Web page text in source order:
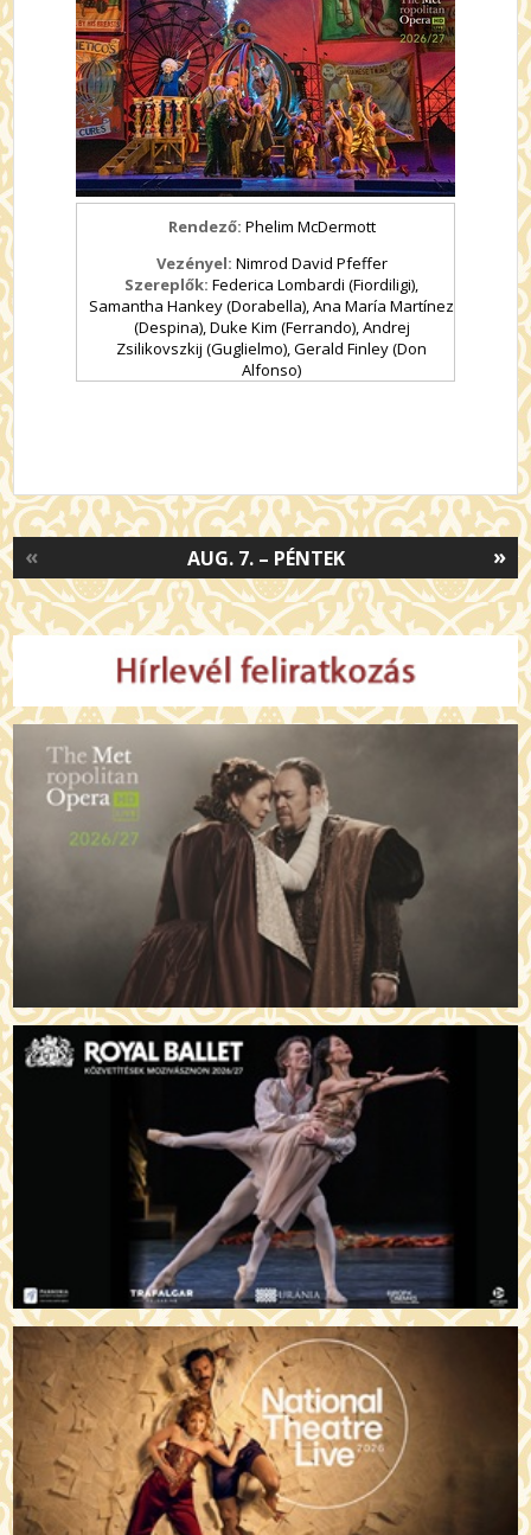
Rendező: Phelim McDermott
Vezényel: Nimrod David Pfeffer
Szereplők: Federica Lombardi (Fiordiligi),
Samantha Hankey (Dorabella), Ana María Martínez
(Despina), Duke Kim (Ferrando), Andrej
Zsilikovszkij (Guglielmo), Gerald Finley (Don
Alfonso)
»
AUG. 7. – PÉNTEK
«